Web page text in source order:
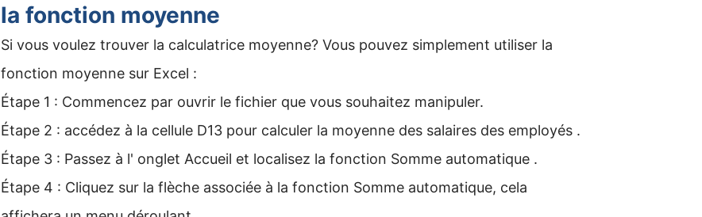
la fonction moyenne
Si vous voulez trouver la calculatrice moyenne? Vous pouvez simplement utiliser la
fonction moyenne sur Excel :
Étape 1 : Commencez par ouvrir le fichier que vous souhaitez manipuler.
Étape 2 : accédez à la cellule D13 pour calculer la moyenne des salaires des employés .
Étape 3 : Passez à l' onglet Accueil et localisez la fonction Somme automatique .
Étape 4 : Cliquez sur la flèche associée à la fonction Somme automatique, cela